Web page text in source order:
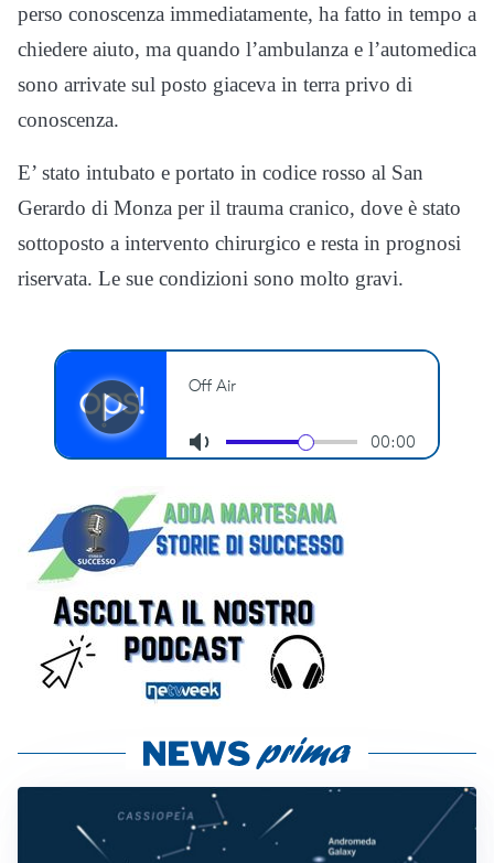
perso conoscenza immediatamente, ha fatto in tempo a
chiedere aiuto, ma quando l’ambulanza e l’automedica
sono arrivate sul posto giaceva in terra privo di
conoscenza.
E’ stato intubato e portato in codice rosso al San
Gerardo di Monza per il trauma cranico, dove è stato
sottoposto a intervento chirurgico e resta in prognosi
riservata. Le sue condizioni sono molto gravi.